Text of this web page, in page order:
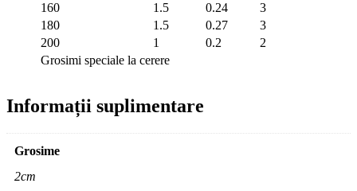
160
1.5 0.24
3
180
1.5 0.27
3
200
1 0.2
2
Grosimi speciale la cerere
Informații suplimentare
Grosime
2cm